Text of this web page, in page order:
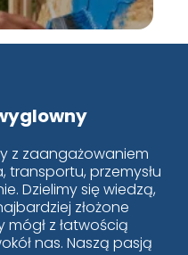
z zaangażowaniem
przemysłu
Dzielimy się wiedzą,
złożone
z łatwością
nas. Naszą pasją